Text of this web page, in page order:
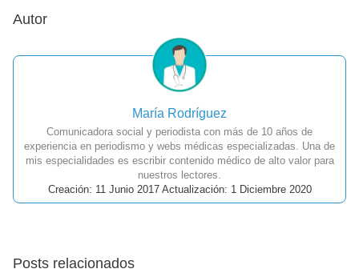
Autor
María Rodríguez
Comunicadora social y periodista con más de 10 años de
experiencia en periodismo y webs médicas especializadas. Una de
mis especialidades es escribir contenido médico de alto valor para
nuestros lectores.
Creación: 11 Junio 2017 Actualización: 1 Diciembre 2020
Posts relacionados